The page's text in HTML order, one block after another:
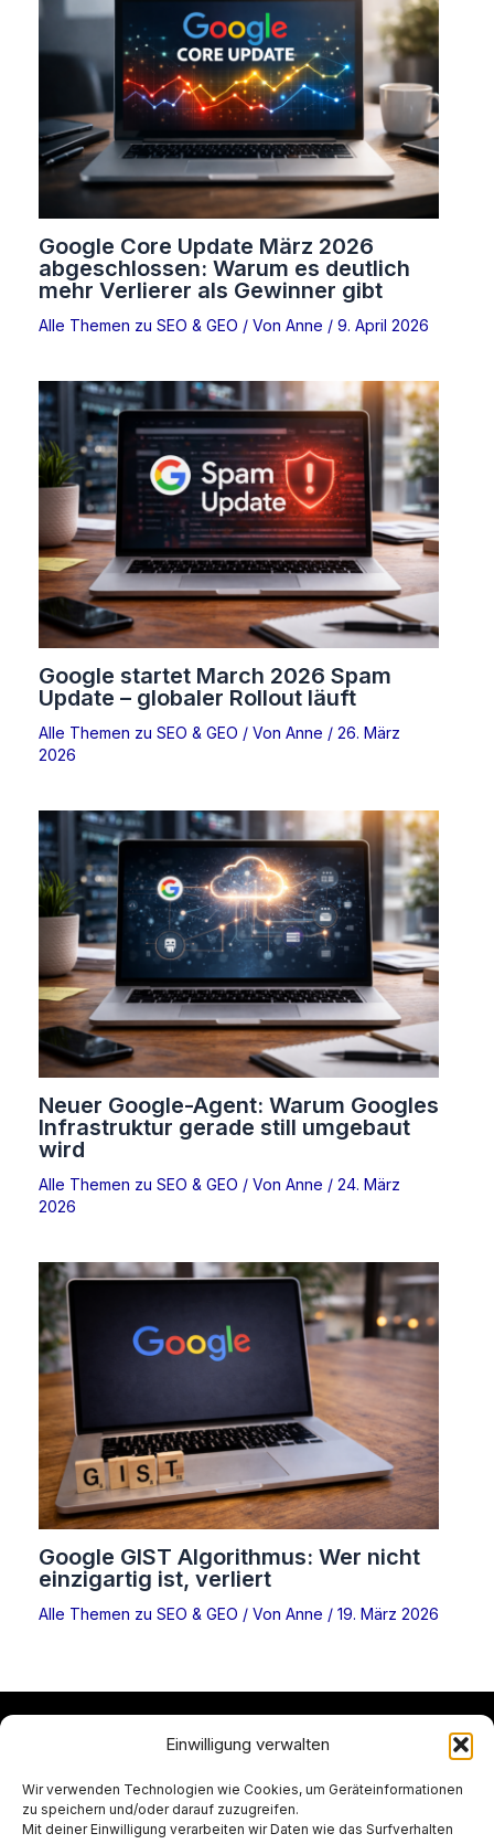
Einwilligung verwalten
Wir verwenden Technologien wie Cookies, um Geräteinformationen
zu speichern und/oder darauf zuzugreifen.
Mit deiner Einwilligung verarbeiten wir Daten wie das Surfverhalten
Google Core Update März 2026
abgeschlossen: Warum es deutlich
mehr Verlierer als Gewinner gibt
Alle Themen zu SEO & GEO / Von Anne / 9. April 2026
Google startet March 2026 Spam
Update – globaler Rollout läuft
Alle Themen zu SEO & GEO / Von Anne / 26. März
2026
Neuer Google-Agent: Warum Googles
Infrastruktur gerade still umgebaut
wird
Alle Themen zu SEO & GEO / Von Anne / 24. März
2026
Google GIST Algorithmus: Wer nicht
einzigartig ist, verliert
Alle Themen zu SEO & GEO / Von Anne / 19. März 2026
Impressum
Kontakt